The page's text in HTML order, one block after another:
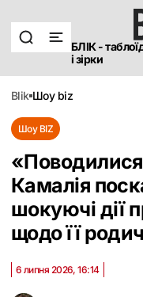
БЛІК -
і зірки
blik шоу biz
Шоу BIZ
Камалія
шокуючі дії
щодо її
6 липня 2026, 16:14